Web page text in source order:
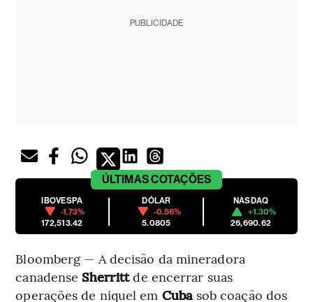
PUBLICIDADE
ÚLTIMASCOTAÇÕES
IBOVESPA
-1.73%
172,513.42
DÓLAR
-0.56%
5.0805
NASDAQ
+1.30%
26,690.62
Bloomberg — A decisão da mineradora
canadense Sherrittde encerrar suas
operações de níquel em Cubasob coação dos